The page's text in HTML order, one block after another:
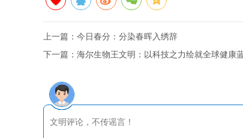
上一篇： 今日春分：分染春晖入绣辞
下一篇： 海尔生物王文明：以科技之力绘就全球健康